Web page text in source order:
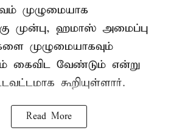
முழுமையாக
முன்பு, ஹமாஸ் அமைப்பு
முழுமையாகவும்
கைவிட வேண்டும் என்று
கூறியுள்ளார்.
Read More